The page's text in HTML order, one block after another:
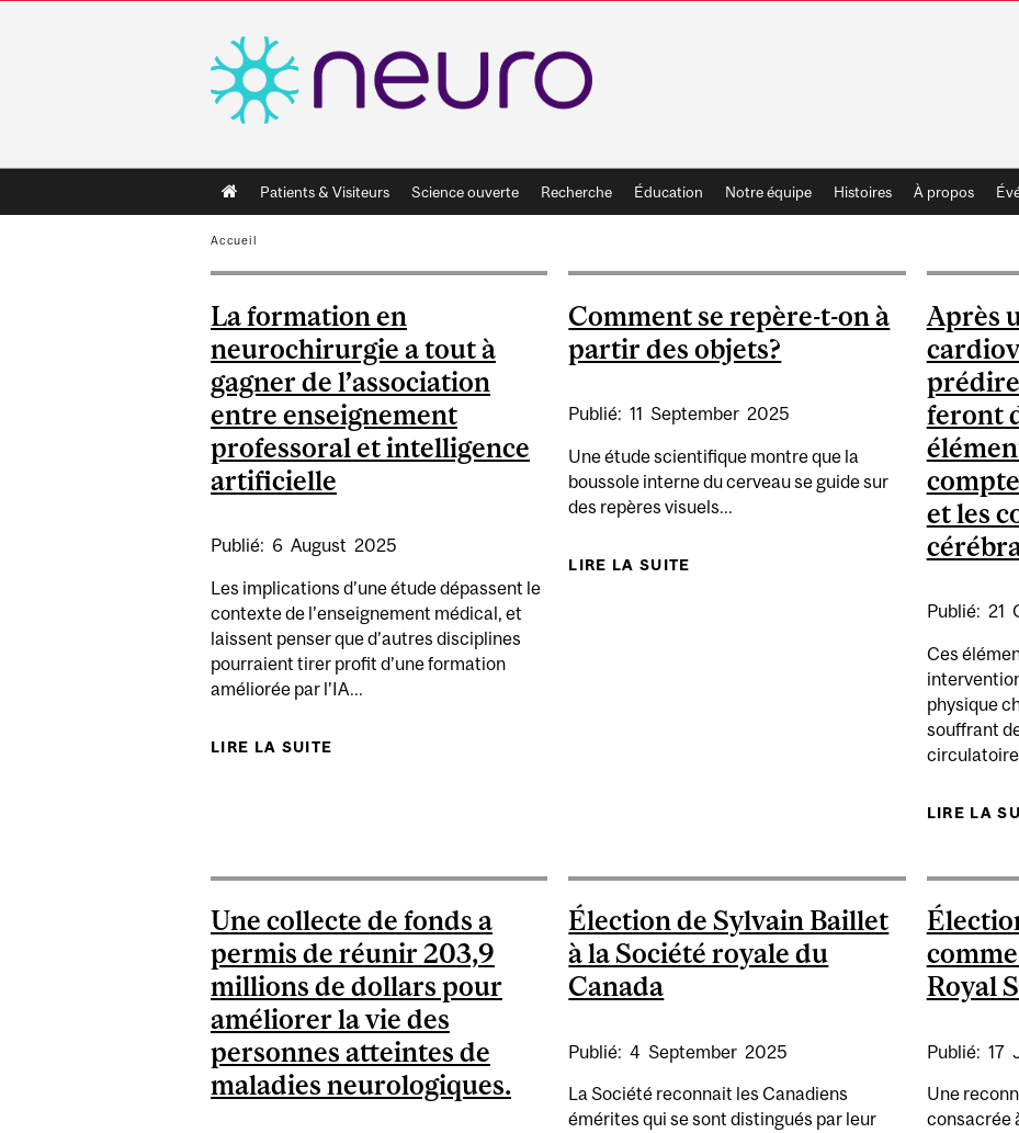
Main
navigation
Patients & Visiteurs Science ouverte Recherche Éducation Notre équipe Histoires À propos
Accueil
La formation en
neurochirurgie a tout à
gagner de l’association
entre enseignement
professoral et intelligence
artificielle
Publié: 6 August 2025
Les implications d’une étude dépassent le
contexte de l’enseignement médical, et
laissent penser que d’autres disciplines
pourraient tirer profit d’une formation
améliorée par l’IA...
LIRE LA SUITE
DE LA FORMATION EN NEUROCHIRURGIE A TOUT À GAGNER DE
Comment se repère-t-on à
partir des objets?
Publié: 11 September 2025
Une étude scientifique montre que la
boussole interne du cerveau se guide sur
des repères visuels...
LIRE LA SUITE DE COMMENT SE REPÈRE-T-ON À
Après
feront
et les
Publié: 21
Ces
physique
souffrant
LIRE LA
Une collecte de fonds a
permis de réunir 203,9
millions de dollars pour
améliorer la vie des
personnes atteintes de
maladies neurologiques.
Élection de Sylvain Baillet
à la Société royale du
Canada
Publié: 4 September 2025
La Société reconnait les Canadiens
émérites qui se sont distingués par leur
Royal
Publié: 17
Une
consacrée